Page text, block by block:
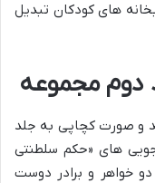
های کودکان تبدیل
دوم مجموعه
و صورت کچاپی به جلد
های «حکم سلطنتی
دو خواهر و برادر دوست